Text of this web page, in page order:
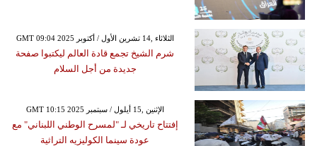
GMT 09:04 2025 الثلاثاء ,14 تشرين الأول / أكتوبر
شرم الشيخ تجمع قادة العالم ليكتبوا صفحة
جديدة من أجل السلام
GMT 10:15 2025 الإثنين ,15 أيلول / سبتمبر
إفتتاح تاريخي لـ "لمسرح الوطني اللبناني" مع
عودة سينما الكوليزيه التراثية